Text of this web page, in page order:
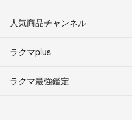
人気商品チャンネル
ラクマplus
ラクマ最強鑑定